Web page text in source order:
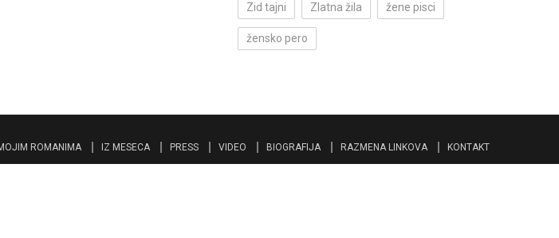
Zid tajni Zlatna žila žene pisci
žensko pero
ROMANIMA IZ MESECA PRESS VIDEO BIOGRAFIJA RAZMENA LINKOVA KONTAKT